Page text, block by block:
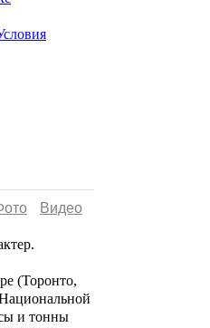
Видеo
(Торонто,